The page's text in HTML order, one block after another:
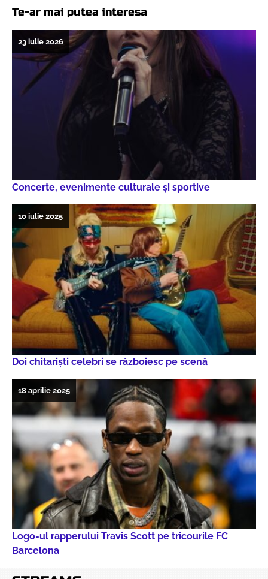
Te-ar mai putea interesa
Concerte, evenimente culturale şi sportive
23 iulie 2026
Doi chitarişti celebri se războiesc pe scenă
10 iulie 2025
Logo-ul rapperului Travis Scott pe tricourile FC
Barcelona
18 aprilie 2025